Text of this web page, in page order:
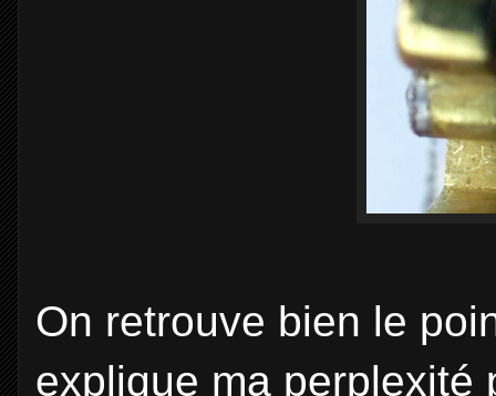
On retrouve bien le
explique ma perplexité